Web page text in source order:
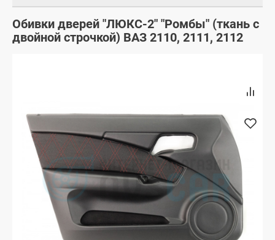
Обивки дверей "ЛЮКС-2" "Ромбы" (ткань с
двойной строчкой) ВАЗ 2110, 2111, 2112